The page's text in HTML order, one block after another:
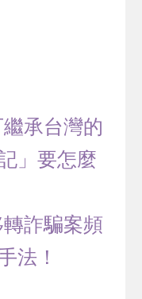
繼承台灣的
」要怎麼
轉詐騙案頻
法！